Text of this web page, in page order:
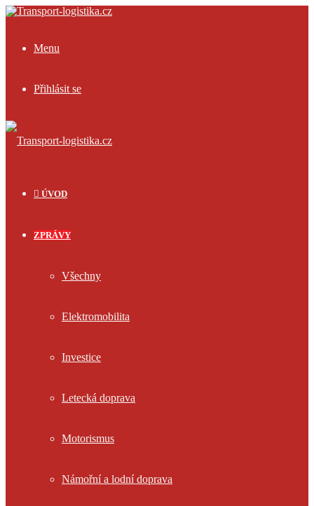
Menu
Přihlásit se
ÚVOD
ZPRÁVY
Všechny
Elektromobilita
Investice
Letecká doprava
Motorismus
Námořní a lodní doprava